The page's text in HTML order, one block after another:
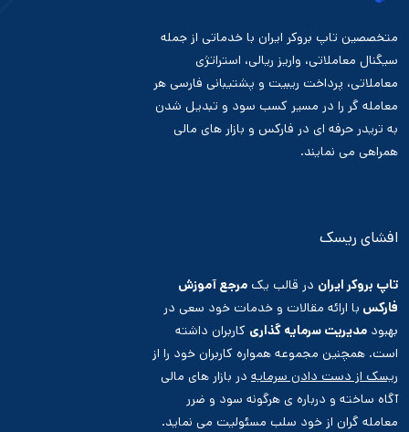
متخصصین تاپ بروکر ایران با خدماتی از جمله
سیگنال معاملاتی، واریز ریالی، استراتژی
معاملاتی، پرداخت ریبیت و پشتیبانی فارسی هر
معامله گر را در مسیر کسب سود و تبدیل شدن
به تریدر حرفه ای در فارکس و بازار های مالی
همراهی می نمایند.
افشای ریسک
تاپ بروکر ایران در قالب یک مرجع آموزش
فارکس با ارائه مقالات و خدمات خود سعی در
بهبود مدیریت سرمایه گذاری کاربران داشته
است. همچنین مجموعه همواره کاربران خود را از
ریسک از دست دادن سرمایه در بازار های مالی
آگاه ساخته و درباره ی هرگونه سود و ضرر
معامله گران از خود سلب مسئولیت می نماید.